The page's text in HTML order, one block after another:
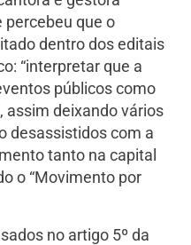
percebeu que o
dentro dos editais
“interpretar que a
públicos como
assim deixando vários
desassistidos com a
tanto na capital
o “Movimento por
no artigo 5º da